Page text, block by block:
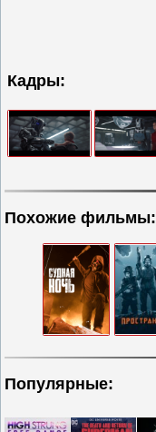
Кадры:
Похожие фильмы:
Популярные: